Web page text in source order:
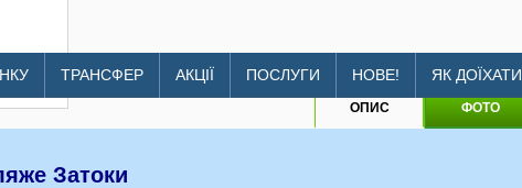
ТРАНСФЕР АКЦІЇ ПОСЛУГИ НОВЕ! ЯК ДОЇХАТИ
litomore.com.ua/hotels/zatoka-yuzhanka-64
ОПИС ФОТО
Затоки